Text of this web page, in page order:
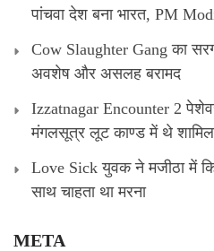
पांचवा देश बना भारत, PM
Cow Slaughter Gang का
अवशेष और असलह बरामद
Izzatnagar Encounter 2
मंगलसूत्र लूट काण्‍ड में थे शामिल
Love Sick युवक ने मजीठा में
साथ चाहता था मरना
META